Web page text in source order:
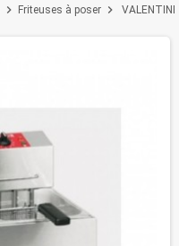
chevron_right Friteuses à poser chevron_right